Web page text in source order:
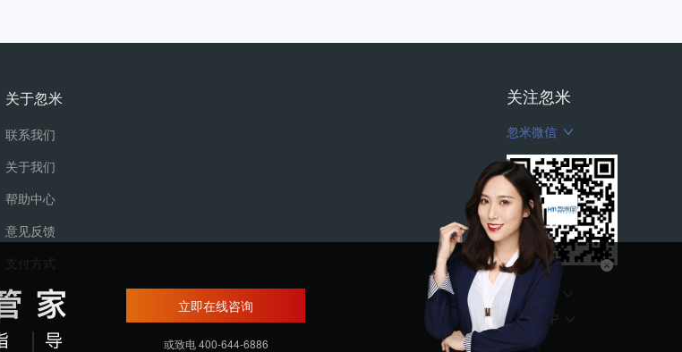
立即在线咨询
或致电 400-644-6886
关于忽米
联系我们
关于我们
帮助中心
意见反馈
支付方式
关注忽米
忽米微信
忽米微博
忽米WAP